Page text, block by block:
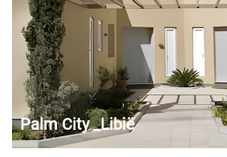
Palm City _Libië